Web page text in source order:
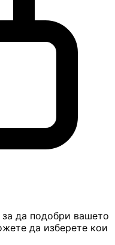
за да подобри вашето
да изберете кои